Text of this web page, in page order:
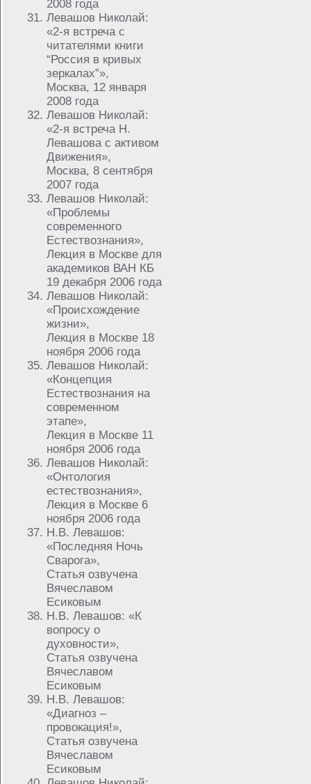
2008 года
Левашов Николай:
«2-я встреча с
читателями книги
“Россия в кривых
зеркалах”»,
Москва, 12 января
2008 года
Левашов Николай:
«2-я встреча Н.
Левашова с активом
Движения»,
Москва, 8 сентября
2007 года
Левашов Николай:
«Проблемы
современного
Естествознания»,
Лекция в Москве для
академиков ВАН КБ
19 декабря 2006 года
Левашов Николай:
«Происхождение
жизни»,
Лекция в Москве 18
ноября 2006 года
Левашов Николай:
«Концепция
Естествознания на
современном
этапе»,
Лекция в Москве 11
ноября 2006 года
Левашов Николай:
«Онтология
естествознания»,
Лекция в Москве 6
ноября 2006 года
Н.В. Левашов:
«Последняя Ночь
Сварога»,
Статья озвучена
Вячеславом
Есиковым
Н.В. Левашов: «К
вопросу о
духовности»,
Статья озвучена
Вячеславом
Есиковым
Н.В. Левашов:
«Диагноз –
провокация!»,
Статья озвучена
Вячеславом
Есиковым